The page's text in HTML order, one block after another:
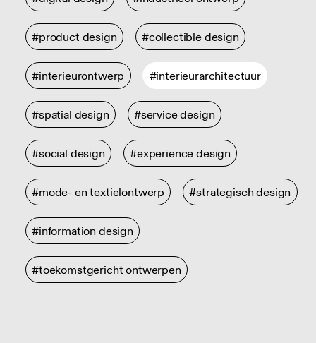
#product design #collectible design
#interieurontwerp #interieurarchitectuur
#spatial design #service design
#social design #experience design
#mode- en textielontwerp #strategisch design
#information design
#toekomstgericht ontwerpen